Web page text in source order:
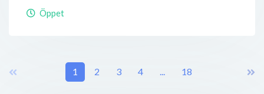
Öppet
1 2 3 4 ... 18